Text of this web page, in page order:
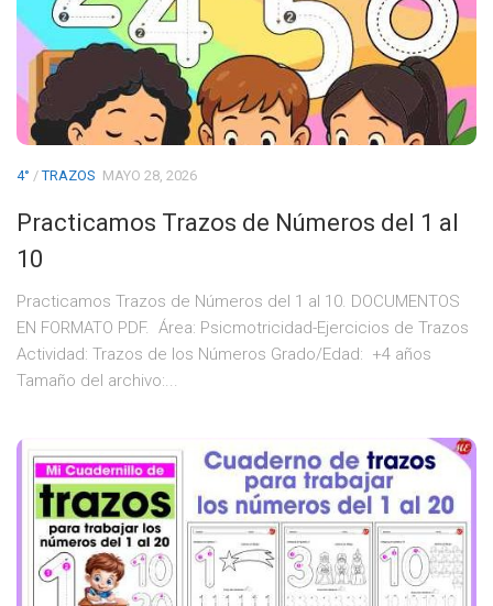
4° /TRAZOS MAYO 28, 2026
Practicamos Trazos de Números del 1 al
10
Practicamos Trazos de Números del 1 al 10. DOCUMENTOS
EN FORMATO PDF. Área: Psicmotricidad-Ejercicios de Trazos
Actividad: Trazos de los Números Grado/Edad: +4 años
Tamaño del archivo:...